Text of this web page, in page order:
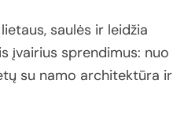
lietaus, saulės ir leidžia
įvairius sprendimus: nuo
su namo architektūra ir